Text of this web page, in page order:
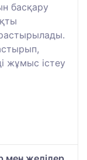
басқару
жұмыс істеу